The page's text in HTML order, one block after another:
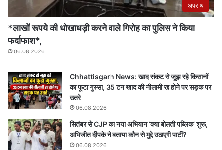
अपराध
*लाखों रूपये की धोखाधड़ी करने वाले गिरोह का पुलिस ने किया
फर्दाफाश*,
06.08.2026
Chhattisgarh News: खाद संकट से जूझ रहे किसानों
का फूटा गुस्सा, 35 टन खाद की नीलामी रद्द होने पर सड़क पर
उतरे
06.08.2026
सितंबर से CJP का नया अभियान ‘क्या बोलती पब्लिक’ शुरू,
अभिजीत दीपके ने बताया कौन से मुद्दे उठाएगी पार्टी?
06.08.2026